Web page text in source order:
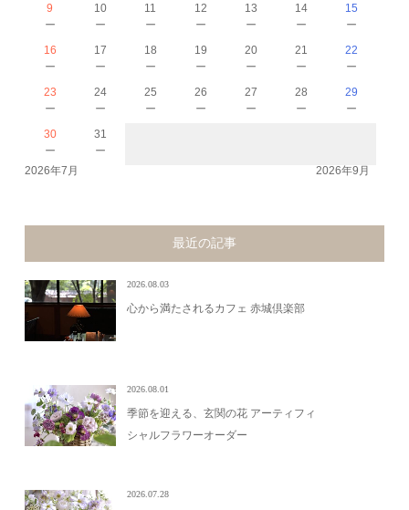
9
－
10
－
11
－
12
－
13
－
14
－
15
－
16
－
17
－
18
－
19
－
20
－
21
－
22
－
23
－
24
－
25
－
26
－
27
－
28
－
29
－
30
－
31
－
2026年7月 2026年9月
最近の記事
2026.08.03
心から満たされるカフェ 赤城倶楽部
2026.08.01
季節を迎える、玄関の花 アーティフィ
シャルフラワーオーダー
2026.07.28